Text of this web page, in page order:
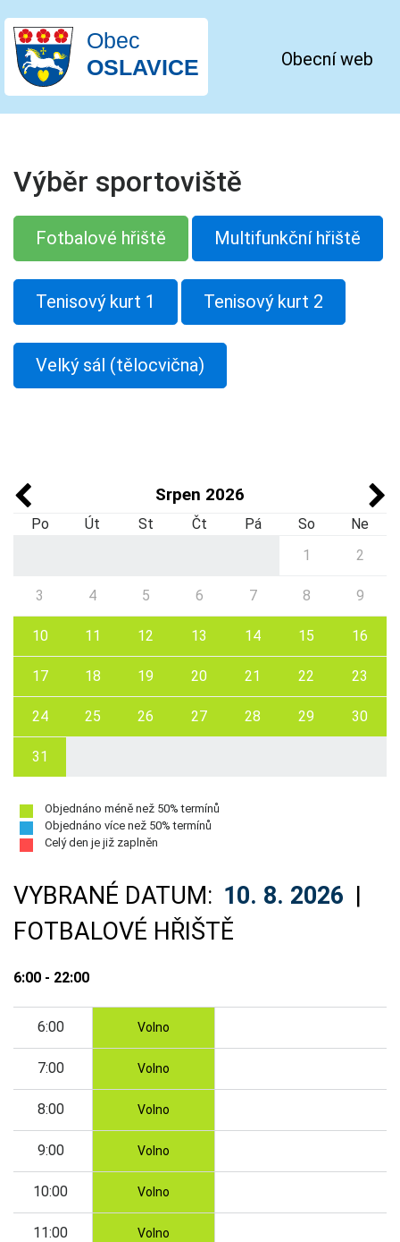
Obec
OSLAVICE
Obecní web
Výběr sportoviště
Fotbalové hřiště Multifunkční hřiště
Tenisový kurt 1 Tenisový kurt 2
Velký sál (tělocvična)
Srpen 2026
Po Út St Čt Pá So
Ne
1
2
3 4 5 6 7 8 9
10 11 12 13 14 15 16
17 18 19 20 21 22 23
24 25 26 27 28 29 30
31
Objednáno méně než 50% termínů
Objednáno více než 50% termínů
Celý den je již zaplněn
VYBRANÉ DATUM: 10. 8. 2026 |
FOTBALOVÉ HŘIŠTĚ
6:00 - 22:00
6:00 Volno
7:00 Volno
8:00 Volno
9:00 Volno
10:00 Volno
11:00 Volno